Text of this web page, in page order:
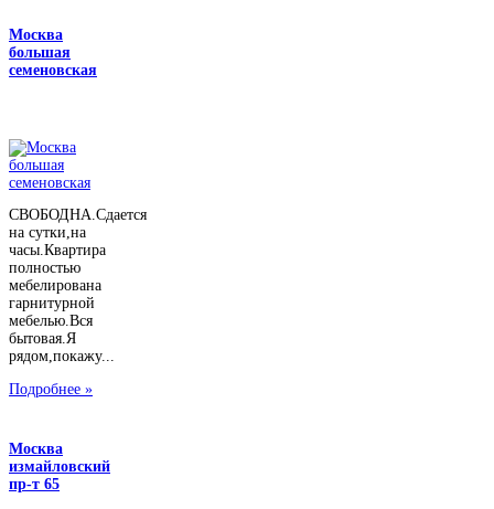
Москва
большая
семеновская
СВОБОДНА.Сдается
на сутки,на
часы.Квартира
полностью
мебелирована
гарнитурной
мебелью.Вся
бытовая.Я
рядом,покажу...
Подробнее »
Москва
измайловский
пр-т 65